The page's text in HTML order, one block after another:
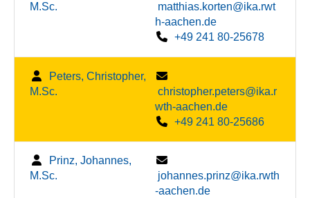
M.Sc.
matthias.korten@ika.rwt
h-aachen.de
+49 241 80-25678
Peters, Christopher,
M.Sc.
christopher.peters@ika.r
wth-aachen.de
+49 241 80-25686
Prinz, Johannes,
M.Sc.
johannes.prinz@ika.rwth
-aachen.de